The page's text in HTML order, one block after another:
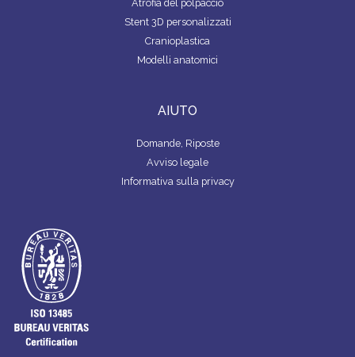
Atrofia del polpaccio
Stent 3D personalizzati
Cranioplastica
Modelli anatomici
AIUTO
Domande, Riposte
Avviso legale
Informativa sulla privacy